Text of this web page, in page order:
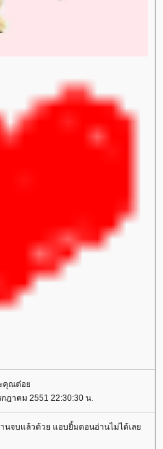
ะคุณต๋อ
ฎาคม 2551 22:30:30 น.
นจบแล้วด้วย แอบยิ้มตอนอ่านไม่ได้เล